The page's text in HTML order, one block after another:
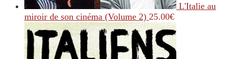
L'Italie au
miroir de son cinéma (Volume 2) 25.00€